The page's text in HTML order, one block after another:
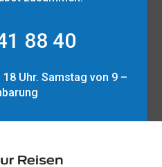
88 40
Uhr. Samstag von 9 –